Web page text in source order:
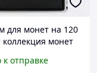
для монет на 120
коллекция монет
к отправке